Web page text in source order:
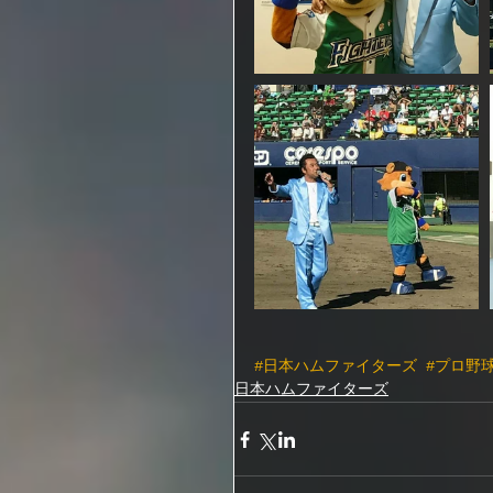
#日本ハムファイターズ #プロ野
日本ハムファイターズ